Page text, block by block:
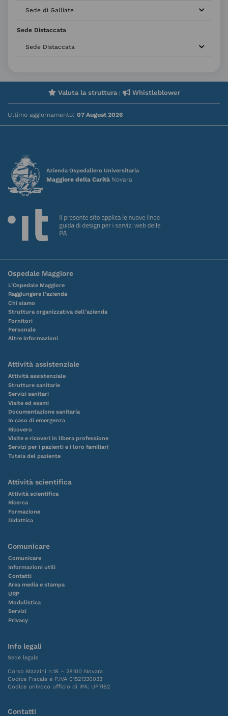
Sede di Galliate
Sede Distaccata
Sede Distaccata
Valuta la struttura| Whistleblower
Ultimo aggiornamento: 07 August 2026
Azienda Ospedaliero Universitaria
Maggiore della Carità Novara
Ospedale Maggiore
L’Ospedale Maggiore
Raggiungere l’azienda
Chi siamo
Struttura organizzativa dell’azienda
Fornitori
Personale
Altre informazioni
Attività assistenziale
Attività assistenziale
Strutture sanitarie
Servizi sanitari
Visite ed esami
Documentazione sanitaria
In caso di emergenza
Ricovero
Visite e ricoveri in libera professione
Servizi per i pazienti e i loro familiari
Tutela del paziente
Attività scientifica
Attività scientifica
Ricerca
Formazione
Didattica
Comunicare
Comunicare
Informazioni utili
Contatti
Area media e stampa
URP
Modulistica
Servizi
Privacy
Info legali
Sede legale
Corso Mazzini n.18 – 28100 Novara
Codice Fiscale e P.IVA 01521330033
Codice univoco ufficio di IPA: UF7I62
Contatti